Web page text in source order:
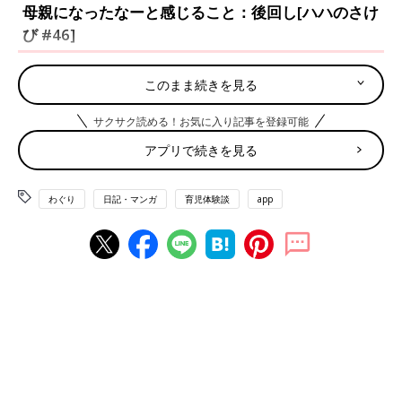
ば私の子どもは、離乳食を全然食べてくれなく
見て、それと比べて落ち込んだりしていたこと
もありました・・・。でも、食事にしろ、体に
しろ言葉にしろ、これからの色々な成長も含め
て、いちいち比べてたらキリがない！ただその
子と向き合うこと、大事なのはそれだけなんで
すよね。
母親になったなーと感じること：後回し[ハハのさけ
び #46]
このまま続きを見る
サクサク読める！お気に入り記事を登録可能
アプリで続きを見る
わぐり 日記・マンガ 育児体験談 app